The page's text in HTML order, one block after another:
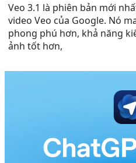
Veo 3.1 là phiên bản mới
video Veo của Google. Nó
phong phú hơn, khả năng
ảnh tốt hơn,